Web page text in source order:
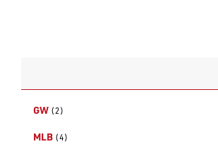
GW (2)
MLB (4)